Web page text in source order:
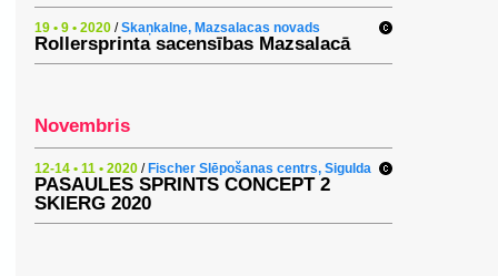
19 • 9 • 2020 /Skaņkalne, Mazsalacas novads
Rollersprinta sacensības Mazsalacā
Novembris
12-14 • 11 • 2020 / Fischer Slēpošanas centrs, Sigulda
PASAULES SPRINTS CONCEPT 2
SKIERG 2020